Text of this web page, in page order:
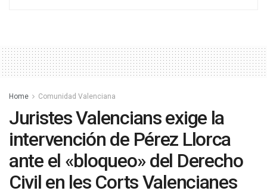
Home Comunidad Valenciana
Juristes Valencians exige la
intervención de Pérez Llorca
ante el «bloqueo» del Derecho
Civil en les Corts Valencianes